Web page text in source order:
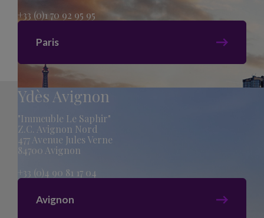
+33 (0)1 70 92 95 95
Paris
Ydès Avignon
"Immeuble Le Saphir"
Z.C. Avignon Nord
477 Avenue Jules Verne
84700 Avignon
+33 (0)4 90 81 17 04
Avignon